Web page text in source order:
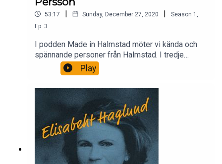
53:17 | Sunday, December 27, 2020 | Season 1
Ep. 3
I podden Made in Halmstad möter vi kända och
spännande personer från Halmstad. I tredje
avsnittet träffar vi pingislegendaren Jörgen
Persson vars nya mål är att lansera svensk mjölk
Play